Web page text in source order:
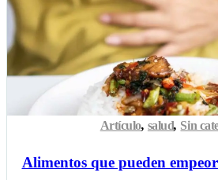
Alimentos que pueden
Artículo, salud, Sin